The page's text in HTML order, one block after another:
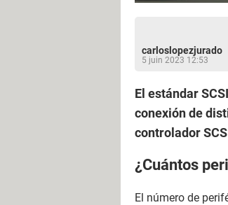
carloslopezjurado
5 juin 2023 12:53
El estándar
conexión de
controlador
¿Cuántos
El número de